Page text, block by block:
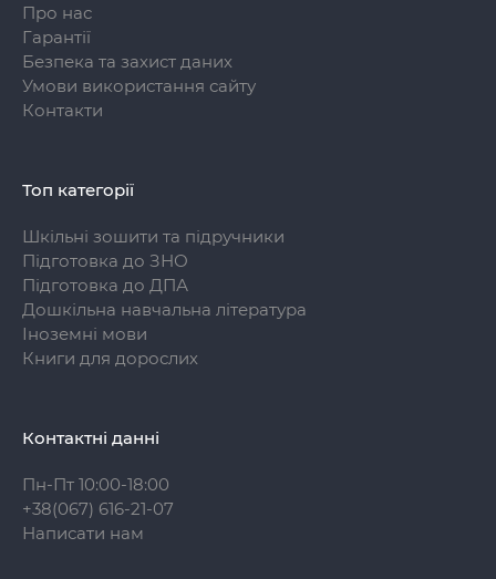
Про нас
Гарантії
Безпека та захист даних
Умови використання сайту
Контакти
Топ категорії
Шкільні зошити та підручники
Підготовка до ЗНО
Підготовка до ДПА
Дошкільна навчальна література
Іноземні мови
Книги для дорослих
Контактні данні
Пн-Пт 10:00-18:00
+38(067) 616-21-07
Написати нам